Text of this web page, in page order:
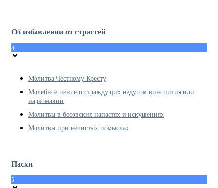
Об избавлении от страстей
4
Молитва Честному Кресту
Молебное пение о страждущих недугом винопития или
наркомании
Молитвы в бесовских напастях и искушениях
Молитвы при нечистых помыслах
Пасхи
5